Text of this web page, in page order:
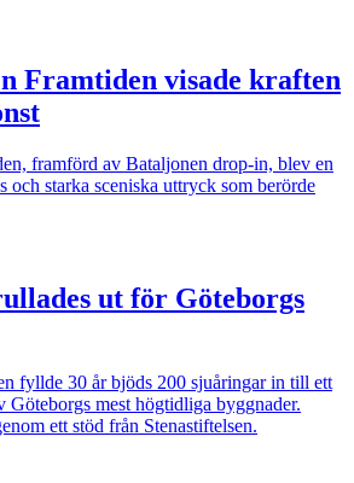
Framtiden visade kraften
framförd av Bataljonen drop-in, blev en
och starka sceniska uttryck som berörde
ut för Göteborgs
fyllde 30 år bjöds 200 sjuåringar in till ett
Göteborgs mest högtidliga byggnader.
ett stöd från Stenastiftelsen.